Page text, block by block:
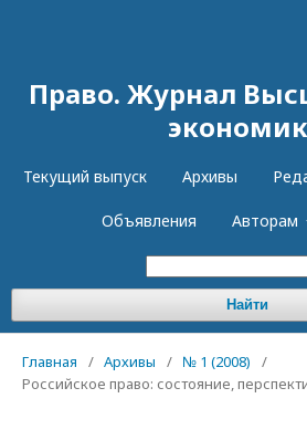
Право. Журнал
Текущий выпуск Архивы
Объявления Авторам
Найти
Главная / Архивы / № 1 (2008)
/
Российское право: состояние,